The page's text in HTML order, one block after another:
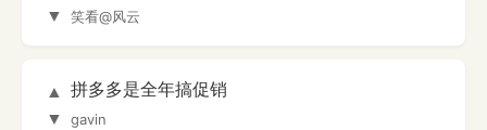
▼
笑看@风云
▲
▼
拼多多是全年搞促销
gavin